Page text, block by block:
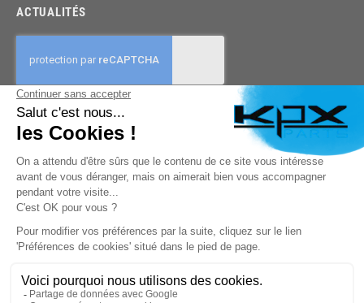
03.85.32.96.74
ACTUALITÉS